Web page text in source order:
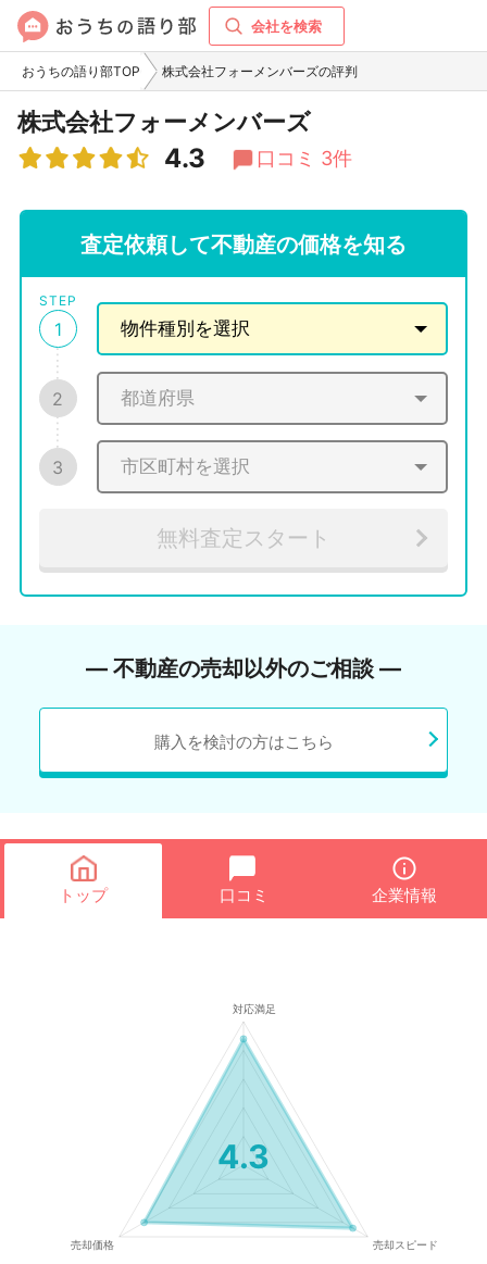
会社を検索
おうちの語り部TOP 株式会社フォーメンバーズの評判
株式会社フォーメンバーズ
4.3 口コミ 3件
査定依頼して不動産の価格を知る
STEP
1
2
3
無料査定スタート
― 不動産の売却以外のご相談 ―
購入を検討の方はこちら
トップ 口コミ 企業情報
4.3